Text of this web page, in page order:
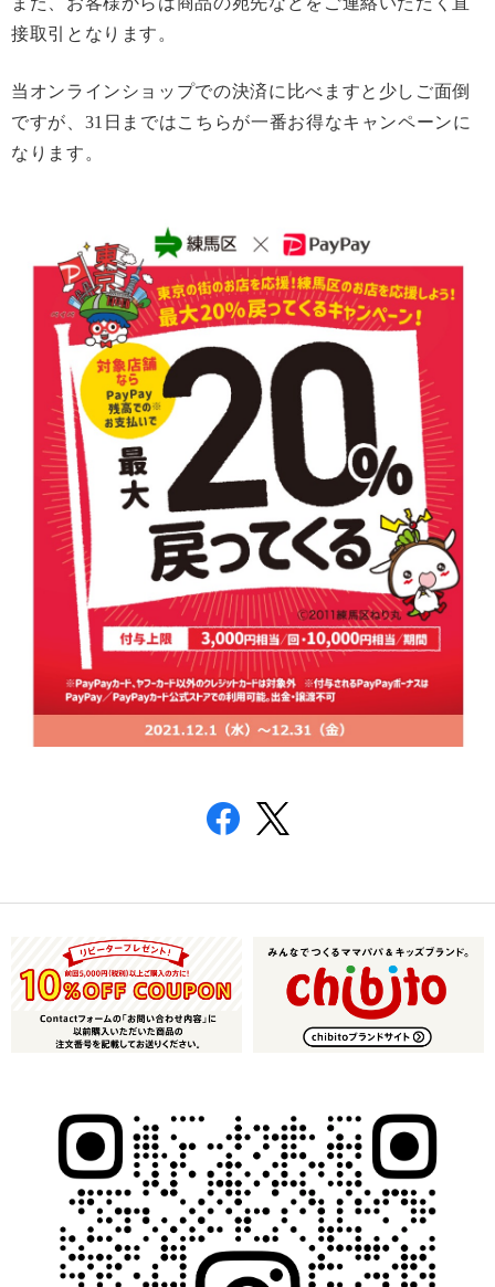
接取引となります。
当オンラインショップでの決済に比べますと少しご面倒
ですが、 31 日まではこちらが一番お得なキャンペーンに
なります。